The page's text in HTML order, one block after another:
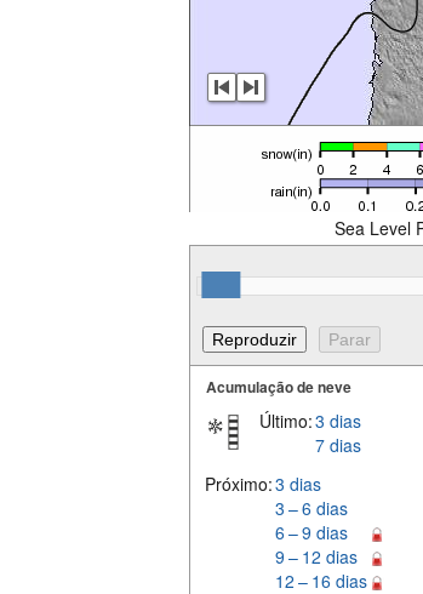
Sea Level
Acumulação de neve
Último:3 dias
7 dias
Próximo:3 dias
3 – 6 dias
6 – 9 dias
9 – 12 dias
12 – 16 dias